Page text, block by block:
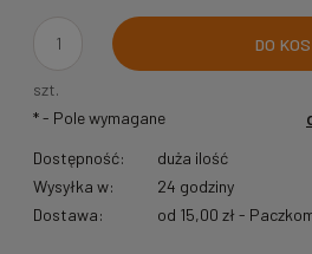
szt.
DO
*- Pole wymagane
Dostępność:
duża ilość
Wysyłka w:
24 godziny
Dostawa:
od 15,00 zł -
Cena nie zawiera ewentualnych